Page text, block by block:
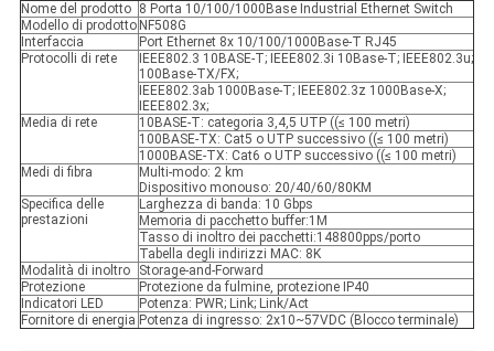
Nome del prodotto 8 Porta 10/100/1000Base Industrial Ethernet Switch
Modello di prodotto NF508G
Interfaccia
Port Ethernet 8x 10/100/1000Base-T RJ45
Protocolli di rete
IEEE802.3 10BASE-T; IEEE802.3i 10Base-T; IEEE802.3u;
100Base-TX/FX;
IEEE802.3ab 1000Base-T; IEEE802.3z 1000Base-X;
IEEE802.3x;
Media di rete
10BASE-T: categoria 3,4,5 UTP ((≤ 100 metri)
100BASE-TX: Cat5 o UTP successivo ((≤ 100 metri)
1000BASE-TX: Cat6 o UTP successivo ((≤ 100 metri)
Medi di fibra
Multi-modo: 2 km
Dispositivo monouso: 20/40/60/80KM
Specifica delle
prestazioni
Larghezza di banda: 10 Gbps
Memoria di pacchetto buffer:1M
Tasso di inoltro dei pacchetti:148800pps/porto
Tabella degli indirizzi MAC: 8K
Modalità di inoltro
Storage-and-Forward
Protezione
Protezione da fulmine, protezione IP40
Indicatori LED
Potenza: PWR; Link; Link/Act
Fornitore di energia Potenza di ingresso: 2x10~57VDC (Blocco terminale)